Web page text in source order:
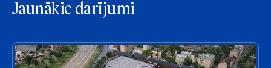
Jaunākie darījumi